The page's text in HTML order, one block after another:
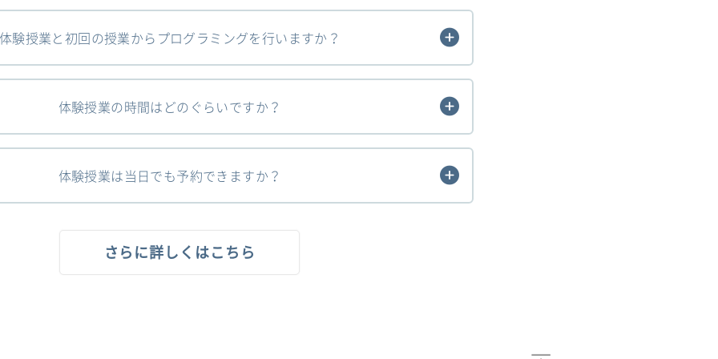
験授業と初回の授業からプログラミングを行いますか？
体験授業の時間はどのぐらいですか？
体験授業は当日でも予約できますか？
さらに詳しくはこちら